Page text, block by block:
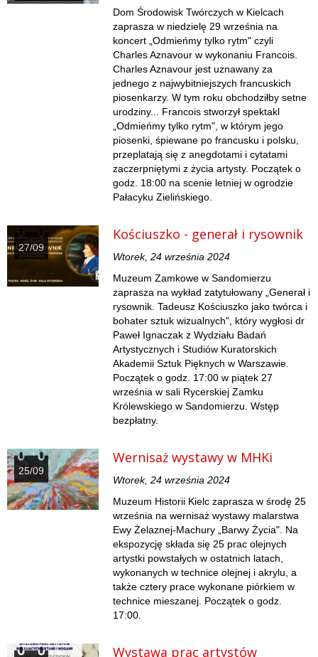
Dom Środowisk Twórczych w Kielcach
zaprasza w niedzielę 29 września na
koncert „Odmieńmy tylko rytm" czyli
Charles Aznavour w wykonaniu Francois.
Charles Aznavour jest uznawany za
jednego z najwybitniejszych francuskich
piosenkarzy. W tym roku obchodziłby setne
urodziny... Francois stworzył spektakl
„Odmieńmy tylko rytm", w którym jego
piosenki, śpiewane po francusku i polsku,
przeplatają się z anegdotami i cytatami
zaczerpniętymi z życia artysty. Początek o
godz. 18:00 na scenie letniej w ogrodzie
Pałacyku Zielińskiego.
27/09
Kościuszko - generał i rysownik
Wtorek, 24 września 2024
Muzeum Zamkowe w Sandomierzu
zaprasza na wykład zatytułowany „Generał i
rysownik. Tadeusz Kościuszko jako twórca i
bohater sztuk wizualnych", który wygłosi dr
Paweł Ignaczak z Wydziału Badań
Artystycznych i Studiów Kuratorskich
Akademii Sztuk Pięknych w Warszawie.
Początek o godz. 17:00 w piątek 27
września w sali Rycerskiej Zamku
Królewskiego w Sandomierzu. Wstęp
bezpłatny.
25/09
Wernisaż wystawy w MHKi
Wtorek, 24 września 2024
Muzeum Historii Kielc zaprasza w środę 25
września na wernisaż wystawy malarstwa
Ewy Żelaznej-Machury „Barwy Życia". Na
ekspozycję składa się 25 prac olejnych
artystki powstałych w ostatnich latach,
wykonanych w technice olejnej i akrylu, a
także cztery prace wykonane piórkiem w
technice mieszanej. Początek o godz.
17:00.
Wystawa prac artystów